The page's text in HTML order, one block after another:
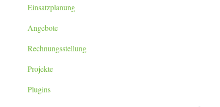
Einsatzplanung
Angebote
Rechnungsstellung
Projekte
Plugins